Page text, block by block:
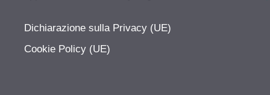
Dichiarazione sulla Privacy (UE)
Cookie Policy (UE)